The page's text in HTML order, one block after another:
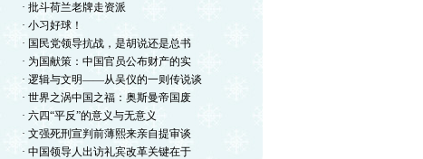
· 批斗荷兰老牌走资派
· 小习好球！
· 国民党领导抗战，是胡说还是总书
· 为国献策：中国官员公布财产的实
· 逻辑与文明——从吴仪的一则传说谈
· 世界之涡中国之福：奥斯曼帝国废
· 六四“平反”的意义与无意义
· 文强死刑宣判前薄熙来亲自提审谈
· 中国领导人出访礼宾改革关键在于